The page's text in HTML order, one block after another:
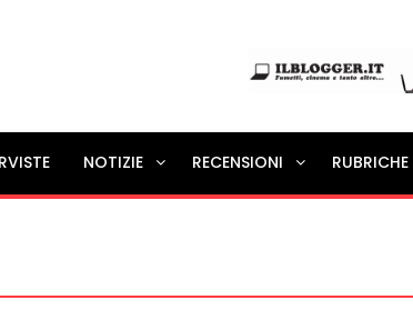
Il portalino di
NOTIZIE RECENSIONI RUBRICHE